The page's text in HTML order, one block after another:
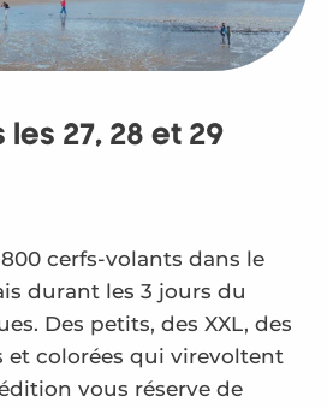
27, 28 et 29
cerfs-volants dans le
durant les 3 jours du
Des petits, des XXL, des
et colorées qui virevoltent
vous réserve de